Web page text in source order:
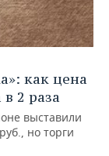
как цена
2 раза
выставили
но торги